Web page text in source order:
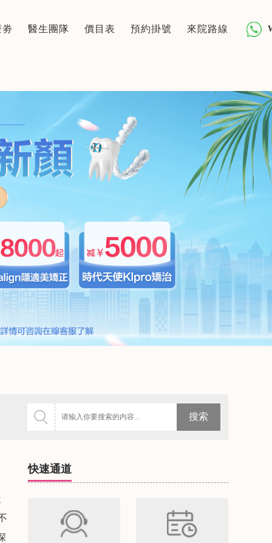
劵 醫生團隊 價目表 預約掛號 來院路線
快速通道